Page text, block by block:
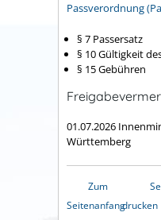
Passverordnung
§ 7 Passersatz
§ 10 Gültigkeit
§ 15 Gebühren
01.07.2026
Württemberg
Zum
Seitenanfangdrucken